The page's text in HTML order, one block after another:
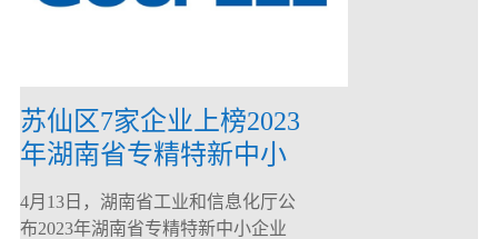
苏仙区7家企业上榜2023
年湖南省专精特新中小
企业
4月13日，湖南省工业和信息化厅公
布2023年湖南省专精特新中小企业